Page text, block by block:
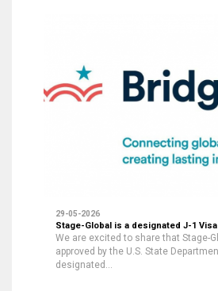
29-05-2026
Stage-Global is a designated J-1
We are excited to share that Stage-
approved by the U.S. State
designated…